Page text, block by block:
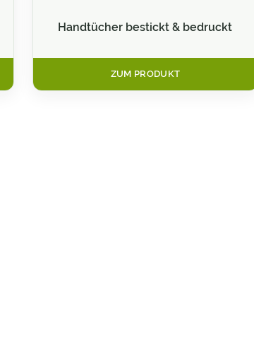
Handtücher bestickt & bedruckt
ZUM PRODUKT